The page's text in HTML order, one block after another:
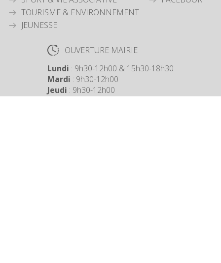
TOURISME & ENVIRONNEMENT
JEUNESSE
OUVERTURE MAIRIE
Lundi : 9h30-12h00 & 15h30-18h30
Mardi : 9h30-12h00
Jeudi : 9h30-12h00